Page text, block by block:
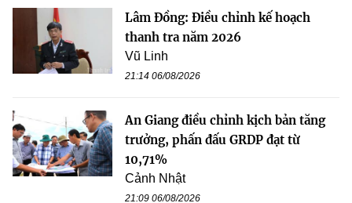
Lâm Đồng: Điều chỉnh kế hoạch
thanh tra năm 2026
Vũ Linh
21:14 06/08/2026
An Giang điều chỉnh kịch bản tăng
trưởng, phấn đấu GRDP đạt từ
10,71%
Cảnh Nhật
21:09 06/08/2026